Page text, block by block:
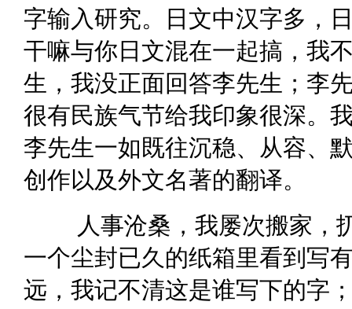
字输入研究。日文中汉字多，
干嘛与你日文混在一起搞，我
生，我没正面回答李先生；李
很有民族气节给我印象很深。
李先生一如既往沉稳、从容、
创作以及外文名著的翻译。
人事沧桑，我屡次搬家，
一个尘封已久的纸箱里看到写
远，我记不清这是谁写下的字